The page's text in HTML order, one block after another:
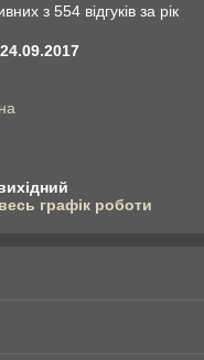
з 554 відгуків за рік
графік роботи